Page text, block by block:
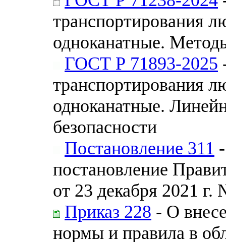
транспортирования
одноканатные.
ГОСТ Р 71893-2025
транспортирования
одноканатные.
безопасности
Постановление 311
постановление
от 23 декабря 2021 г.
Приказ 228 - О
нормы и правила в